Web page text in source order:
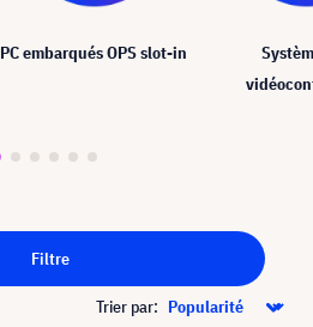
PC embarqués OPS slot-in
Filtre
Trier par: